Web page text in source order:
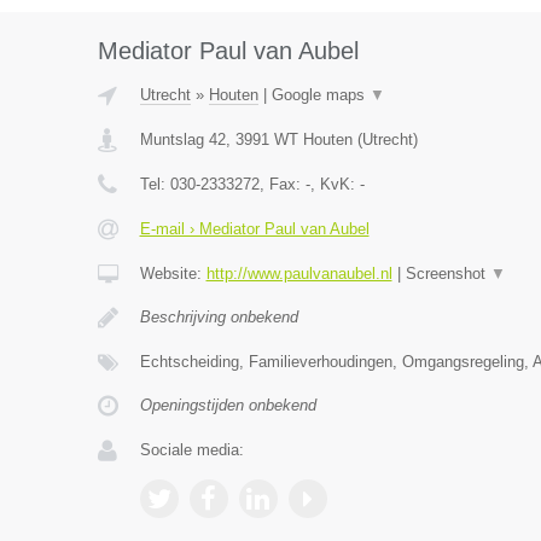
Mediator Paul van Aubel
Utrecht» Houten| Google maps ▼
Muntslag 42, 3991 WT Houten(Utrecht)
Tel: 030-2333272, Fax: -, KvK: -
E-mail › Mediator Paul van Aubel
Website: http://www.paulvanaubel.nl Screenshot ▼
Beschrijving onbekend
Echtscheiding, Familieverhoudingen, Omgangsregeling,
Openingstijden onbekend
Sociale media: